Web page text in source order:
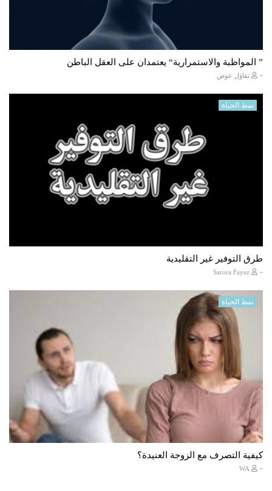
” المواظبة والاستمرارية“ يعتمدان على العقل الباطن
- تفاؤل عوض
نمط الحياة
طرق التوفير غير التقليدية
-
نمط الحياة
كيفية التصرف مع الزوجة العنيدة؟
-